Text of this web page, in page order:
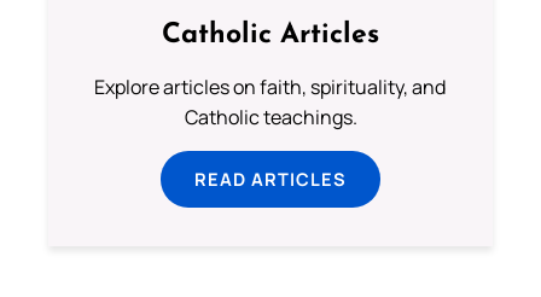
Catholic Articles
Explore articles on faith, spirituality, and
Catholic teachings.
READ ARTICLES